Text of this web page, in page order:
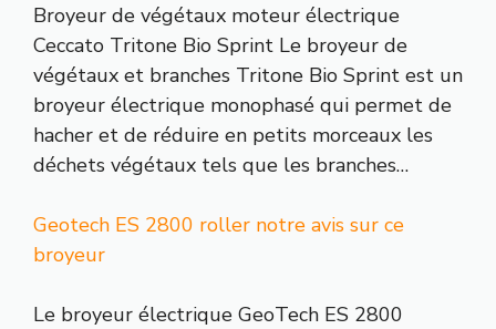
Broyeur de végétaux moteur électrique
Ceccato Tritone Bio Sprint Le broyeur de
végétaux et branches Tritone Bio Sprint est un
broyeur électrique monophasé qui permet de
hacher et de réduire en petits morceaux les
déchets végétaux tels que les branches…
Geotech ES 2800 roller notre avis sur ce
broyeur
Le broyeur électrique GeoTech ES 2800